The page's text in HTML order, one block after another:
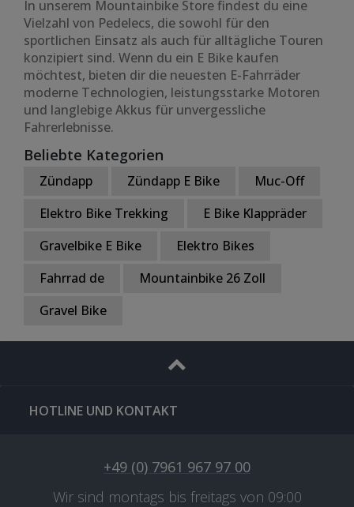
In unserem Mountainbike Store findest du eine
Vielzahl von Pedelecs, die sowohl für den
sportlichen Einsatz als auch für alltägliche Touren
konzipiert sind. Wenn du ein E Bike kaufen
möchtest, bieten dir die neuesten E-Fahrräder
moderne Technologien, leistungsstarke Motoren
und langlebige Akkus für unvergessliche
Fahrerlebnisse.
Beliebte Kategorien
Zündapp Zündapp E Bike
Muc-Off
Elektro Bike Trekking
E Bike Klappräder
Gravelbike E Bike
Elektro Bikes
Fahrrad de
Mountainbike 26 Zoll
Gravel Bike
HOTLINE UND KONTAKT
+49 (0) 7961 967 97 00
Wir sind montags bis freitags von 09:00